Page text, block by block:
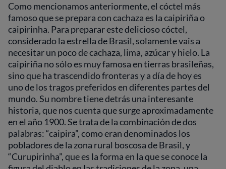
Como mencionamos anteriormente, el cóctel más
famoso que se prepara con cachaza es la caipiriña o
caipirinha. Para preparar este delicioso cóctel,
considerado la estrella de Brasil, solamente vais a
necesitar un poco de cachaza, lima, azúcar y hielo. La
caipiriña no sólo es muy famosa en tierras brasileñas,
sino que ha trascendido fronteras y a día de hoy es
uno de los tragos preferidos en diferentes partes del
mundo. Su nombre tiene detrás una interesante
historia, que nos cuenta que surge aproximadamente
en el año 1900. Se trata de la combinación de dos
palabras: “caipira”, como eran denominados los
pobladores de la zona rural boscosa de Brasil, y
“Curupirinha”, que es la forma en la que se conoce la